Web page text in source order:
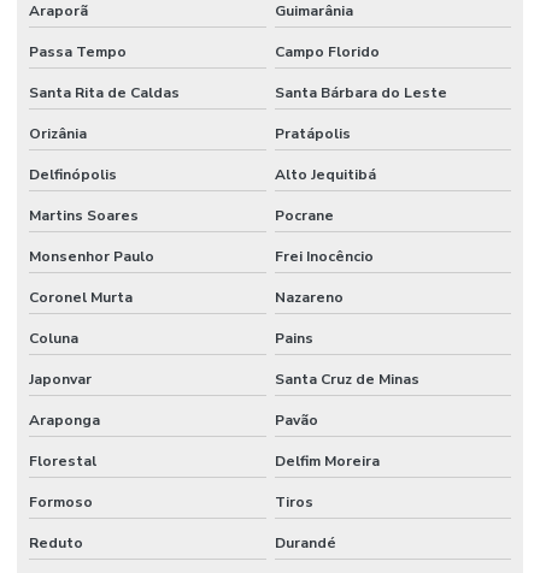
Araporã Guimarânia
Passa Tempo Campo Florido
Santa Rita de Caldas Santa Bárbara do Leste
Orizânia Pratápolis
Delfinópolis Alto Jequitibá
Martins Soares Pocrane
Monsenhor Paulo Frei Inocêncio
Coronel Murta Nazareno
Coluna Pains
Japonvar Santa Cruz de Minas
Araponga Pavão
Florestal Delfim Moreira
Formoso Tiros
Reduto Durandé